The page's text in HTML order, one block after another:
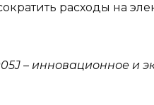
расходы на
– инновационное и